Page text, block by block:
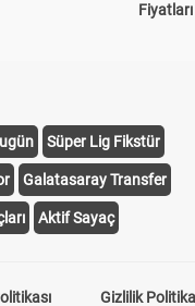
Süper Lig Fikstür
Galatasaray Transfer
Aktif Sayaç
Gizlilik